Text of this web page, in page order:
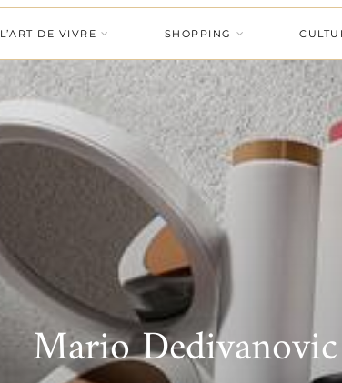
L’ART DE VIVRE SHOPPING
Mario